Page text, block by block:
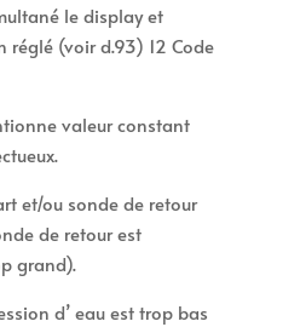
le display et
réglé (voir d.93) 12 Code
valeur constant
et/ou sonde de retour
de retour est
grand).
d’ eau est trop bas